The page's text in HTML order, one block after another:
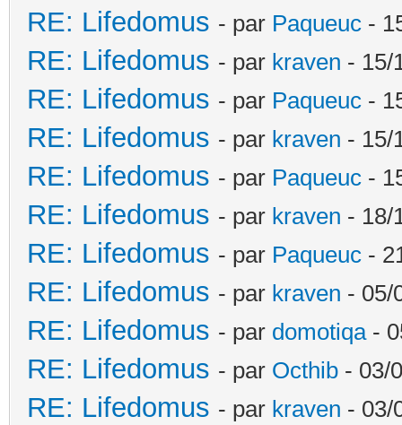
RE: Lifedomus - par Paqueuc -
RE: Lifedomus - par kraven - 15/
RE: Lifedomus - par Paqueuc -
RE: Lifedomus - par kraven - 15/
RE: Lifedomus - par Paqueuc -
RE: Lifedomus - par kraven - 18/
RE: Lifedomus - par Paqueuc -
RE: Lifedomus - par kraven - 05/
RE: Lifedomus - par domotiqa-
RE: Lifedomus - par Octhib - 03/
RE: Lifedomus - par kraven - 03/